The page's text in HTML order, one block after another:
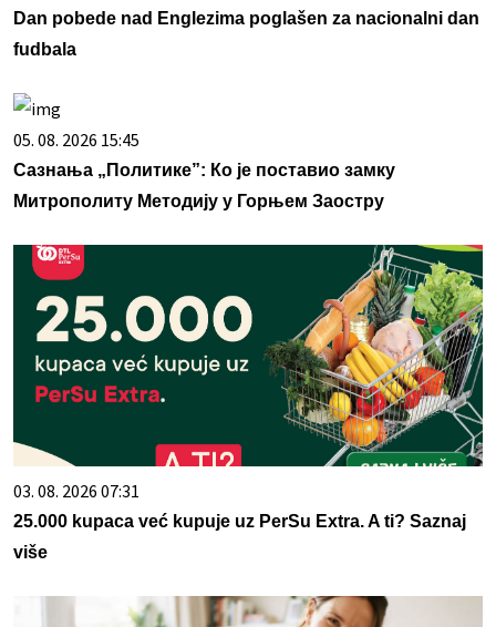
Dan pobede nad Englezima poglašen za nacionalni dan
fudbala
05. 08. 2026 15:45
Сазнања „Политике”: Ко је поставио замку
Митрополиту Методију у Горњем Заостру
03. 08. 2026 07:31
25.000 kupaca već kupuje uz PerSu Extra. A ti? Saznaj
više